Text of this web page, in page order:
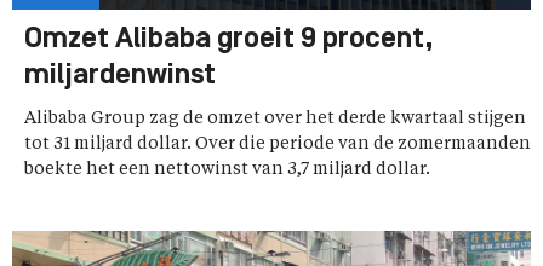
Omzet Alibaba groeit 9 procent,
miljardenwinst
Alibaba Group zag de omzet over het derde kwartaal stijgen
tot 31 miljard dollar. Over die periode van de zomermaanden
boekte het een nettowinst van 3,7 miljard dollar.